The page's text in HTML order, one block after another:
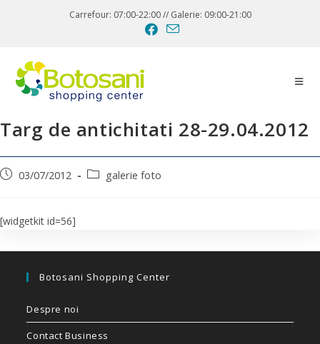
Carrefour: 07:00-22:00 // Galerie: 09:00-21:00
Targ de antichitati 28-29.04.2012
03/07/2012 galerie foto
[widgetkit id=56]
Botosani Shopping Center
Despre noi
Contact Business